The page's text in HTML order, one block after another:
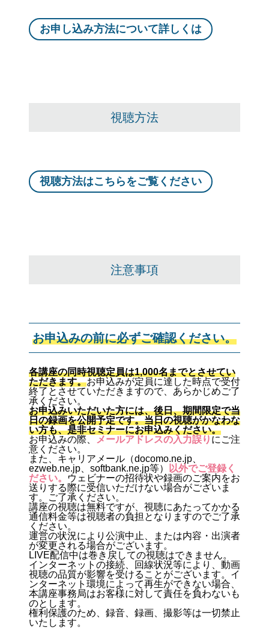
お申し込み方法について詳しくは
視聴方法
視聴方法はこちらをご覧ください
注意事項
お申込みの前に必ずご確認ください。
各講座の同時視聴定員は1,000名までとさせてい
ただきます。お申込みが定員に達した時点で受付
終了とさせていただきますので、あらかじめご了
承ください。
お申込みいただいた方には、後日、期間限定で当
日の録画を公開予定です。当日の視聴がかなわな
い方も、是非セミナーにお申込みください。
お申込みの際、
メールアドレスの入力誤り にご注
意ください。
また、キャリアメール（docomo.ne.jp、
ezweb.ne.jp、softbank.ne.jp等）
以外でご登録く
ださい。
ウェビナーの招待状や録画のご案内をお
送りする際に受信いただけない場合がございま
す。ご了承ください。
講座の視聴は無料ですが、視聴にあたってかかる
通信料金等は視聴者の負担となりますのでご了承
ください。
運営の状況により公演中止、または内容・出演者
が変更される場合がございます。
LIVE配信中は巻き戻しての視聴はできません。
インターネットの接続、回線状況等により、動画
視聴の品質が影響を受けることがございます。イ
ンターネット環境によって再生ができない場合、
本講座事務局はお客様に対して責任を負わないも
のとします。
権利保護のため、録音、録画、撮影等は一切禁止
いたします。